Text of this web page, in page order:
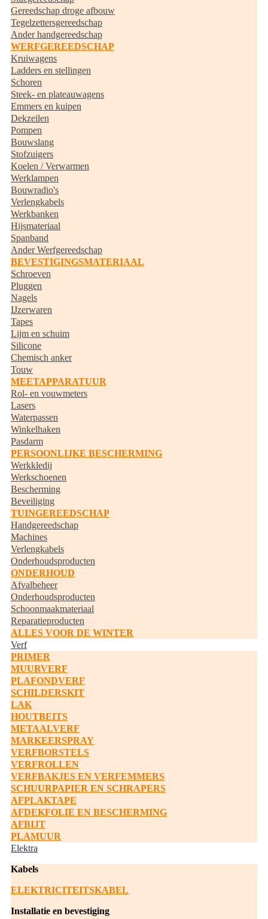
Gereedschap droge afbouw
Tegelzettersgereedschap
Ander handgereedschap
WERFGEREEDSCHAP
Kruiwagens
Ladders en stellingen
Schoren
Steek- en plateauwagens
Emmers en kuipen
Dekzeilen
Pompen
Bouwslang
Stofzuigers
Koelen / Verwarmen
Werklampen
Bouwradio's
Verlengkabels
Werkbanken
Hijsmateriaal
Spanband
Ander Werfgereedschap
BEVESTIGINGSMATERIAAL
Schroeven
Pluggen
Nagels
IJzerwaren
Tapes
Lijm en schuim
Silicone
Chemisch anker
Touw
MEETAPPARATUUR
Rol- en vouwmeters
Lasers
Waterpassen
Winkelhaken
Pasdarm
PERSOONLIJKE BESCHERMING
Werkkledij
Werkschoenen
Bescherming
Beveiliging
TUINGEREEDSCHAP
Handgereedschap
Machines
Verlengkabels
Onderhoudsproducten
ONDERHOUD
Afvalbeheer
Onderhoudsproducten
Schoonmaakmateriaal
Reparatieproducten
ALLES VOOR DE WINTER
Verf
PRIMER
MUURVERF
PLAFONDVERF
SCHILDERSKIT
LAK
HOUTBEITS
METAALVERF
MARKEERSPRAY
VERFBORSTELS
VERFROLLEN
VERFBAKJES EN VERFEMMERS
SCHUURPAPIER EN SCHRAPERS
AFPLAKTAPE
AFDEKFOLIE EN BESCHERMING
AFBIJT
PLAMUUR
Elektra
Kabels
ELEKTRICITEITSKABEL
Installatie en bevestiging